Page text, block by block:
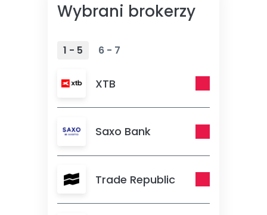
Wybrani brokerzy
1 - 5 6 - 7
XTB
Saxo Bank
Trade Republic